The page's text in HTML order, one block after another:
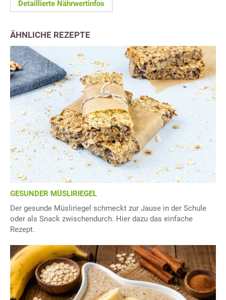
Detaillierte Nährwertinfos
ÄHNLICHE REZEPTE
GESUNDER MÜSLIRIEGEL
Der gesunde Müsliriegel schmeckt zur Jause in der Schule
oder als Snack zwischendurch. Hier dazu das einfache
Rezept.